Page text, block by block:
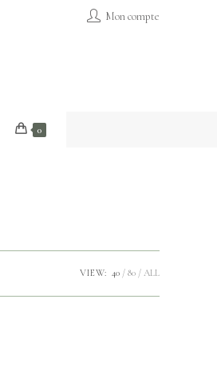
Mon compte
0
VIEW: 40 80 ALL